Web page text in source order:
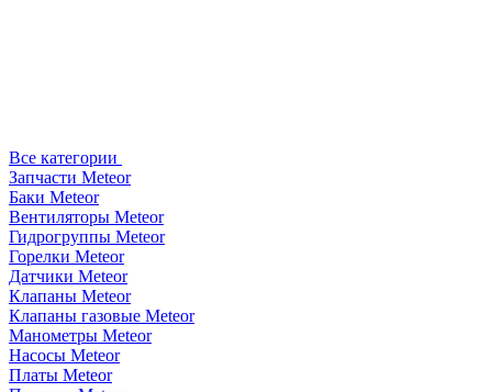
Все категории
Запчасти Meteor
Баки Meteor
Вентиляторы Meteor
Гидрогруппы Meteor
Горелки Meteor
Датчики Meteor
Клапаны Meteor
Клапаны газовые Meteor
Манометры Meteor
Насосы Meteor
Платы Meteor